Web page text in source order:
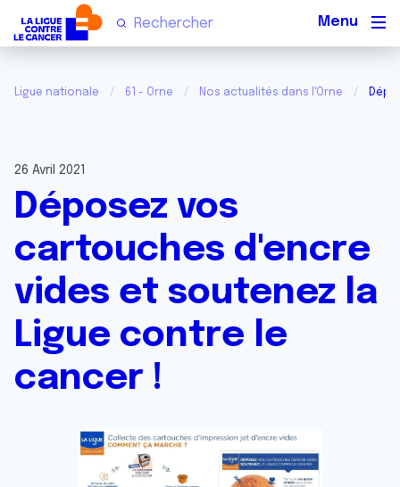
Ligue nationale 61 - Orne Nos actualités dans l'Orne
26 Avril 2021
Déposez vos
cartouches d'encre
vides et soutenez la
Ligue contre le
cancer !